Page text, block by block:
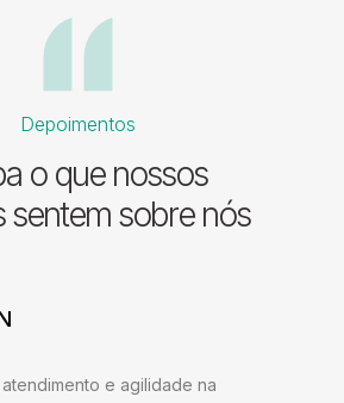
Depoimentos
o que nossos
sentem sobre nós
e agilidade na